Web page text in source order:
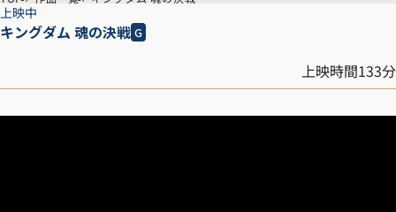
上映中
キングダム 魂の決戦 G
上映時間133分